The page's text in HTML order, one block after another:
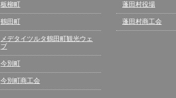
板柳町
鶴田町
メデタイツルタ鶴田町観光ウェ
ブ
今別町
今別町商工会
蓬田村役場
蓬田村商工会